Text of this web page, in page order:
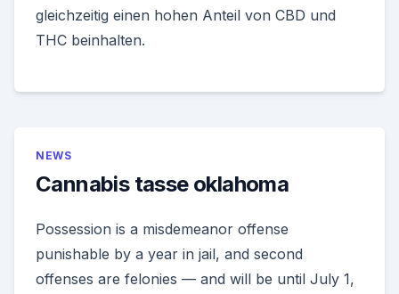
gleichzeitig einen hohen Anteil von CBD und
THC beinhalten.
NEWS
Cannabis tasse oklahoma
Possession is a misdemeanor offense
punishable by a year in jail, and second
offenses are felonies — and will be until July 1,